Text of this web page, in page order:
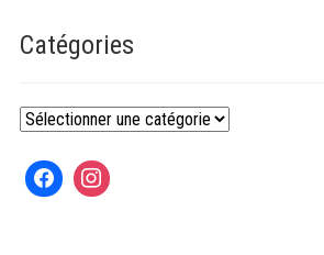
Catégories
Catégories